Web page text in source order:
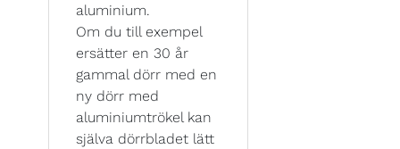
aluminium.
Om du till exempel
ersätter en 30 år
gammal dörr med en
ny dörr med
aluminiumtrökel kan
själva dörrbladet lätt